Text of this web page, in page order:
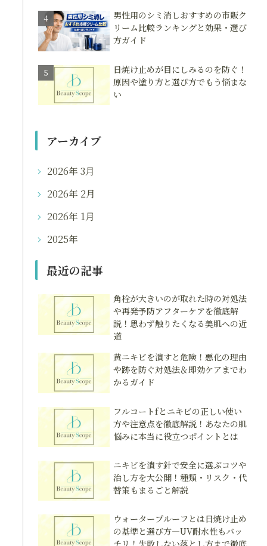
男性用のシミ消しおすすめの市販ク
リーム比較ランキングと効果・選び
方ガイド
日焼け止めが目にしみるのを防ぐ！
原因や塗り方と選び方でもう悩まな
い
アーカイブ
2026年 3月
2026年 2月
2026年 1月
2025年
最近の記事
角栓が大きいのが取れた時の対処法
や再発予防アフターケアを徹底解
説！思わず触りたくなる美肌への近
道
黄ニキビを潰すと危険！悪化の理由
や跡を防ぐ対処法＆即効ケアまでわ
かるガイド
フルコートfとニキビの正しい使い
方や注意点を徹底解説！あなたの肌
悩みに本当に役立つポイントとは
ニキビを潰す針で安全に選ぶコツや
治し方を大公開！種類・リスク・代
替策もまるごと解説
ウォータープルーフとは日焼け止め
の基準と選び方―UV耐水性もバッ
チリ！失敗しない落とし方まで徹底